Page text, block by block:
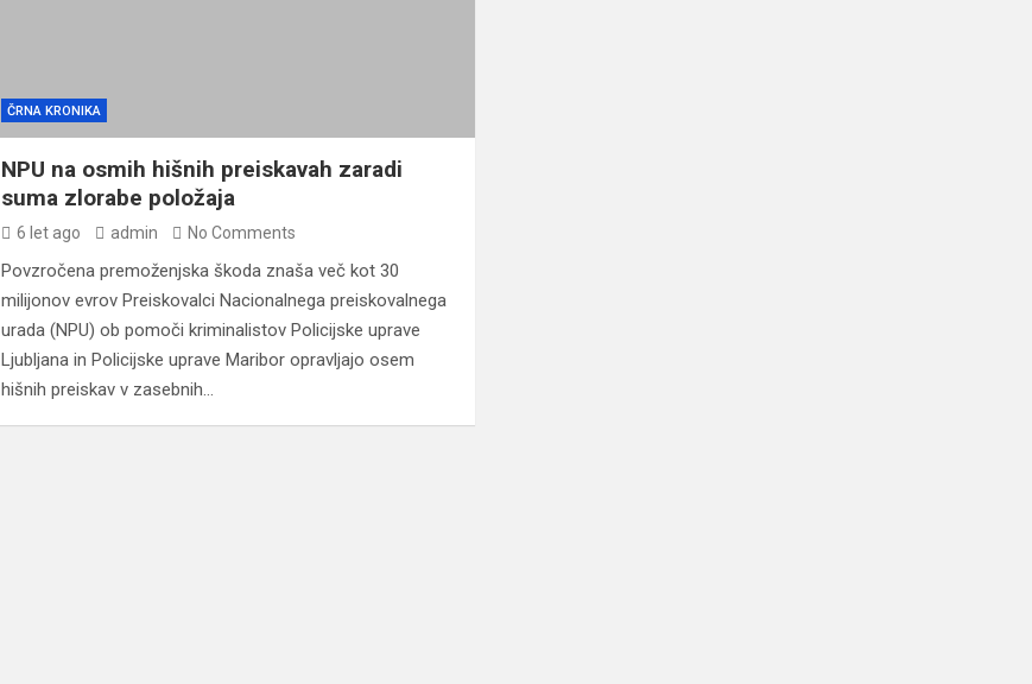
ČRNA KRONIKA
NPU na osmih hišnih preiskavah zaradi
suma zlorabe položaja
6 let ago admin No Comments
Povzročena premoženjska škoda znaša več kot 30
milijonov evrov Preiskovalci Nacionalnega preiskovalnega
urada (NPU) ob pomoči kriminalistov Policijske uprave
Ljubljana in Policijske uprave Maribor opravljajo osem
hišnih preiskav v zasebnih…